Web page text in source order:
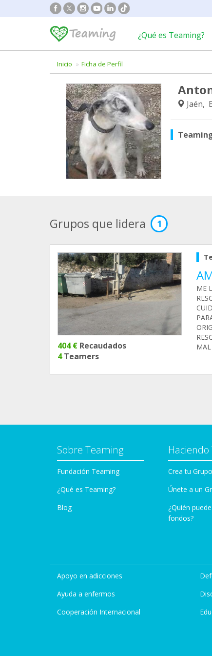
¿Qué es Teaming?
Inicio Ficha de Perfil
Jaén,
Grupos que lidera 1
404 € Recaudados
4Teamers
ME
Sobre Teaming
Fundación Teaming
¿Qué es Teaming?
Blog
Crea tu Grupo
Únete a un
¿Quién
fondos?
Apoyo en adicciones
Ayuda a enfermos
Cooperación Internacional